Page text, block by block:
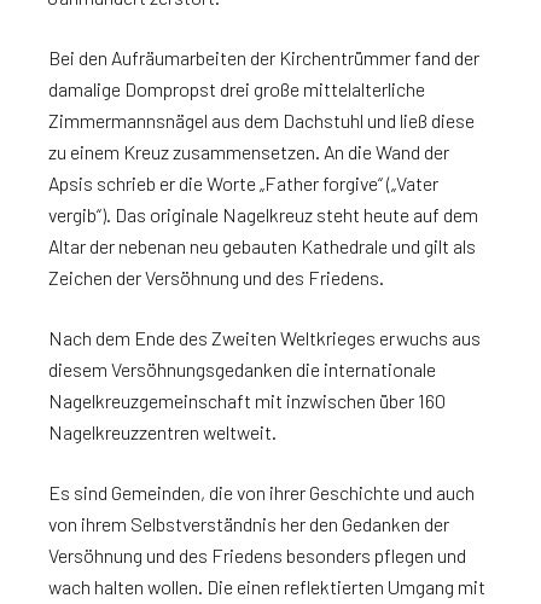
Bei den Aufräumarbeiten der Kirchentrümmer fand der
damalige Dompropst drei große mittelalterliche
Zimmermannsnägel aus dem Dachstuhl und ließ diese
zu einem Kreuz zusammensetzen. An die Wand der
Apsis schrieb er die Worte „Father forgive“ („Vater
vergib“). Das originale Nagelkreuz steht heute auf dem
Altar der nebenan neu gebauten Kathedrale und gilt als
Zeichen der Versöhnung und des Friedens.
Nach dem Ende des Zweiten Weltkrieges erwuchs aus
diesem Versöhnungsgedanken die internationale
Nagelkreuzgemeinschaft mit inzwischen über 160
Nagelkreuzzentren weltweit.
Es sind Gemeinden, die von ihrer Geschichte und auch
von ihrem Selbstverständnis her den Gedanken der
Versöhnung und des Friedens besonders pflegen und
wach halten wollen. Die einen reflektierten Umgang mit